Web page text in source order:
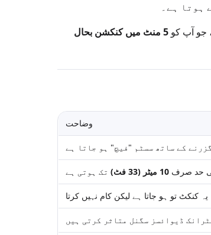
ہوتا ہے۔
جو آپ کو
5 منٹ میں کنکشن بحال
وضاحت
کے ساتھ سسٹم "فیچ" ہو جاتا ہے
کی حد صرف10 میٹر (33 فٹ) تک ہوتی ہے
یہ کنکٹ تو ہو جاتا ہے لیکن کام نہیں کرتا
ڈیوائسز سگنل متاثر کرتی ہیں